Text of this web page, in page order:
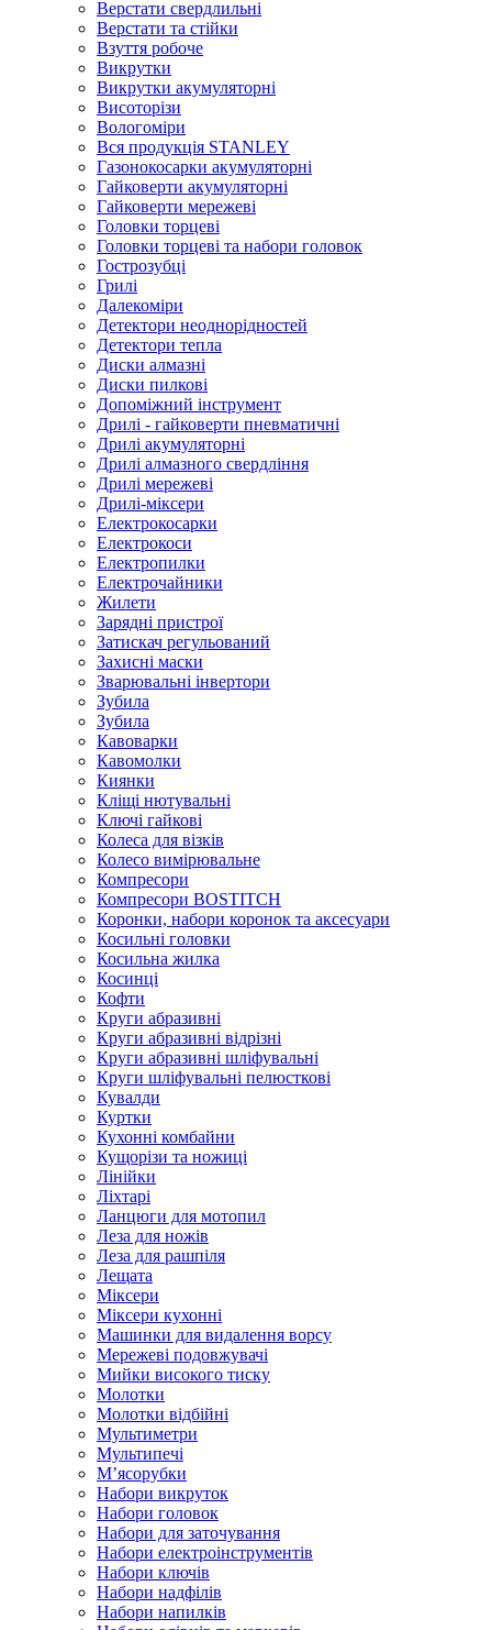
Верстати свердлильні
Верстати та стійки
Взуття робоче
Викрутки
Викрутки акумуляторні
Висоторізи
Вологоміри
Вся продукція STANLEY
Газонокосарки акумуляторні
Гайковерти акумуляторні
Гайковерти мережеві
Головки торцеві
Головки торцеві та набори головок
Гострозубці
Грилі
Далекоміри
Детектори неоднорідностей
Детектори тепла
Диски алмазні
Диски пилкові
Допоміжний інструмент
Дрилі - гайковерти пневматичні
Дрилі акумуляторні
Дрилі алмазного свердління
Дрилі мережеві
Дрилі-міксери
Електрокосарки
Електрокоси
Електропилки
Електрочайники
Жилети
Зарядні пристрої
Затискач регульований
Захисні маски
Зварювальні інвертори
Зубила
Зубила
Кавоварки
Кавомолки
Киянки
Кліщі нютувальні
Ключі гайкові
Колеса для візків
Колесо вимірювальне
Компресори
Компресори BOSTITCH
Коронки, набори коронок та аксесуари
Косильні головки
Косильна жилка
Косинці
Кофти
Круги абразивні
Круги абразивні відрізні
Круги абразивні шліфувальні
Круги шліфувальні пелюсткові
Кувалди
Куртки
Кухонні комбайни
Кущорізи та ножиці
Лінійки
Ліхтарі
Ланцюги для мотопил
Леза для ножів
Леза для рашпіля
Лещата
Міксери
Міксери кухонні
Машинки для видалення ворсу
Мережеві подовжувачі
Мийки високого тиску
Молотки
Молотки відбійні
Мультиметри
Мультипечі
М’ясорубки
Набори викруток
Набори головок
Набори для заточування
Набори електроінструментів
Набори ключів
Набори надфілів
Набори напилків